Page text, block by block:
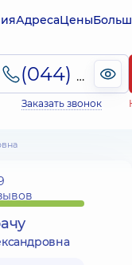
АдресаЦены
(044) 495-2-888
Заказать звонок